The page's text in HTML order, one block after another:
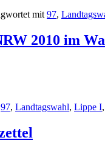
mit 97,
2010 im
97, Landtagswahl, Lippe I,